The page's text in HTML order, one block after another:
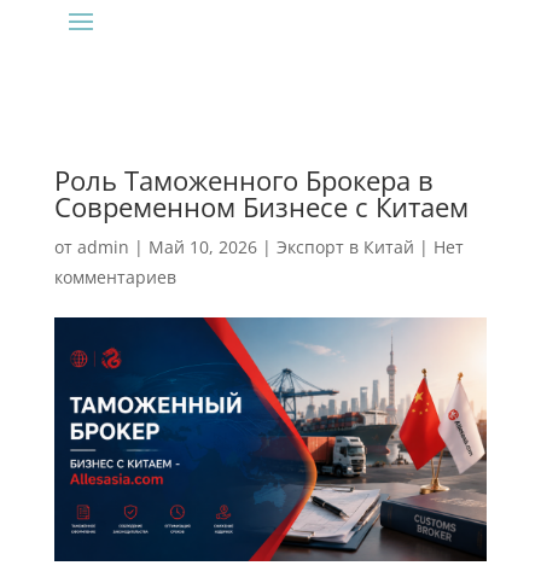
Роль Таможенного Брокера в
Современном Бизнесе с Китаем
от admin | Май 10, 2026| Экспорт в Китай | Нет
комментариев